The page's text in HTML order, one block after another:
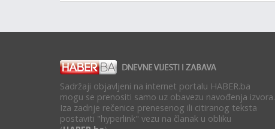
Sadržaji objavljeni na internet portalu HABER.ba
mogu se prenositi samo uz obavezu navođenja izvora.
Iza zadnje rečenice prenesenog ili citiranog teksta
postaviti "hyperlink" vezu na članak u obliku